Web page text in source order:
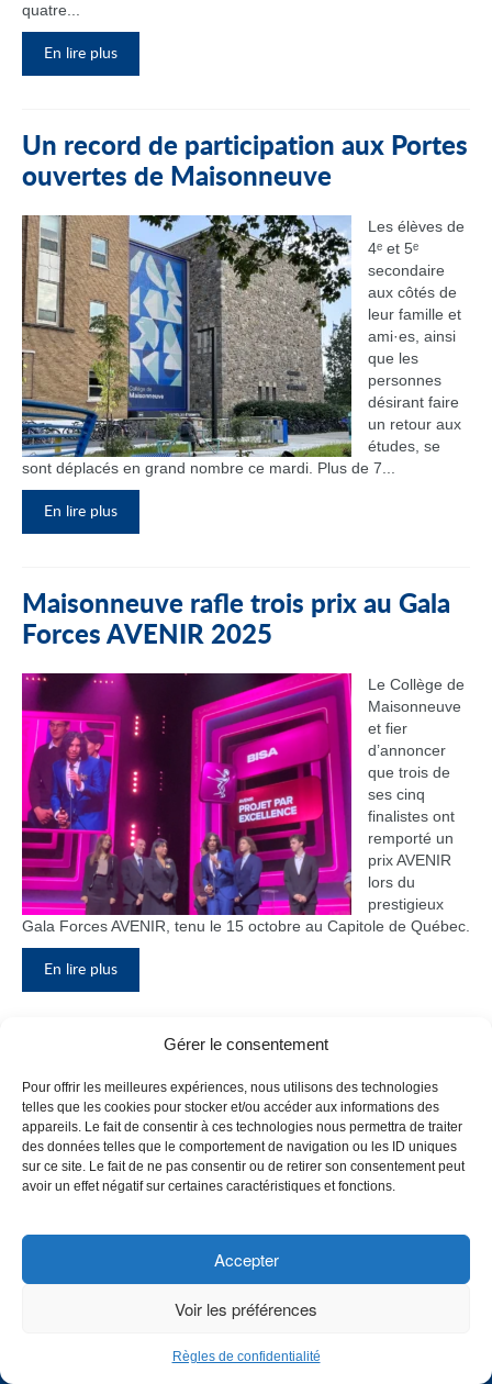
Gérer le consentement
Pour offrir les meilleures expériences, nous utilisons des technologies
telles que les cookies pour stocker et/ou accéder aux informations des
appareils. Le fait de consentir à ces technologies nous permettra de traiter
des données telles que le comportement de navigation ou les ID uniques
sur ce site. Le fait de ne pas consentir ou de retirer son consentement peut
avoir un effet négatif sur certaines caractéristiques et fonctions.
Accepter
Voir les préférences
Règles de confidentialité
quatre...
En lire plus
Un record de participation aux Portes
ouvertes de Maisonneuve
Les élèves de
4ᵉ et 5ᵉ
secondaire
aux côtés de
leur famille et
ami·es, ainsi
que les
personnes
désirant faire
un retour aux
études, se
sont déplacés en grand nombre ce mardi. Plus de 7...
En lire plus
Maisonneuve rafle trois prix au Gala
Forces AVENIR 2025
Le Collège de
Maisonneuve
et fier
d’annoncer
que trois de
ses cinq
finalistes ont
remporté un
prix AVENIR
lors du
prestigieux
Gala Forces AVENIR, tenu le 15 octobre au Capitole de Québec.
En lire plus
bloc F
Le Collège de
Maisonneuve
a inauguré
CHOISISSEZ UN PROFIL